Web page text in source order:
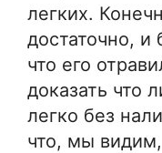
легких.
достаточно,
что его
доказать что
легко без
что, мы